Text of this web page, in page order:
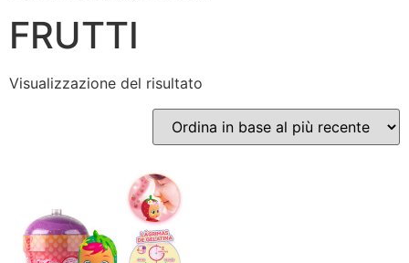
FRUTTI
Visualizzazione del risultato